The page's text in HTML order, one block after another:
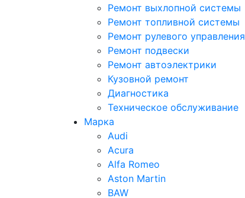
Ремонт выхлопной системы
Ремонт топливной системы
Ремонт рулевого управления
Ремонт подвески
Ремонт автоэлектрики
Кузовной ремонт
Диагностика
Техническое обслуживание
Марка
Audi
Acura
Alfa Romeo
Aston Martin
BAW